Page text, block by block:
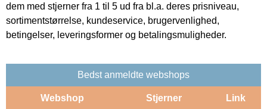
dem med stjerner fra 1 til 5 ud fra bl.a. deres prisniveau,
sortimentstørrelse, kundeservice, brugervenlighed,
betingelser, leveringsformer og betalingsmuligheder.
Bedst anmeldte webshops
Webshop Stjerner Link